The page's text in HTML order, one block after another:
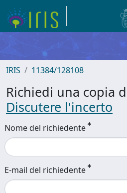
IRIS 11384/128108
Richiedi una copia
Discutere l'incerto
Nome del richiedente
E-mail del richiedente